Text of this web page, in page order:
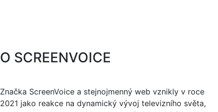
O SCREENVOICE
Značka ScreenVoice a stejnojmenný web vznikly v roce
2021 jako reakce na dynamický vývoj televizního světa,